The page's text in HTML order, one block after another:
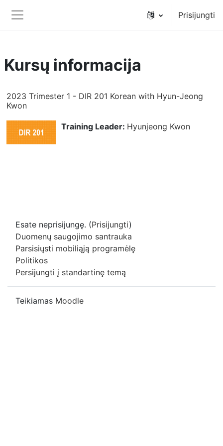
Šoninis skydelis
Prisijungti
Kursų informacija
2023 Trimester 1 - DIR 201 Korean with Hyun-Jeong
Kwon
Training Leader: Hyunjeong Kwon
Esate neprisijungę. (Prisijungti)
Duomenų saugojimo santrauka
Parsisiųsti mobiliąją programėlę
Politikos
Persijungti į standartinę temą
Teikiamas Moodle